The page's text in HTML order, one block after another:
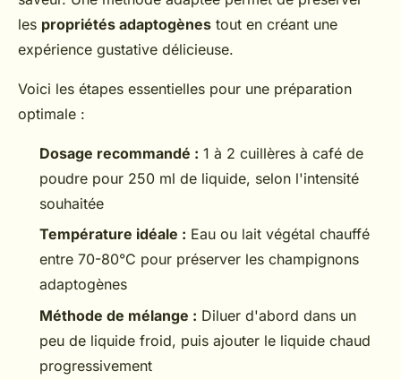
les propriétés adaptogènes tout en créant une
expérience gustative délicieuse.
Voici les étapes essentielles pour une préparation
optimale :
Dosage recommandé : 1 à 2 cuillères à café de
poudre pour 250 ml de liquide, selon l'intensité
souhaitée
Température idéale : Eau ou lait végétal chauffé
entre 70-80°C pour préserver les champignons
adaptogènes
Méthode de mélange : Diluer d'abord dans un
peu de liquide froid, puis ajouter le liquide chaud
progressivement